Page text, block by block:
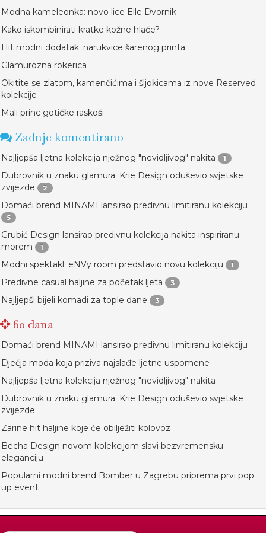
Modna kameleonka: novo lice Elle Dvornik
Kako iskombinirati kratke kožne hlače?
Hit modni dodatak: narukvice šarenog printa
Glamurozna rokerica
Okitite se zlatom, kamenčićima i šljokicama iz nove Reserved
kolekcije
Mali princ gotičke raskoši
Zadnje komentirano
Najljepša ljetna kolekcija nježnog "nevidljivog" nakita 1
Dubrovnik u znaku glamura: Krie Design oduševio svjetske
zvijezde
2
Domaći brend MINAMI lansirao predivnu limitiranu kolekciju
5
Grubić Design lansirao predivnu kolekcija nakita inspiriranu
morem
1
Modni spektakl: eNVy room predstavio novu kolekciju 1
Predivne casual haljine za početak ljeta 3
Najljepši bijeli komadi za tople dane 3
60 dana
Domaći brend MINAMI lansirao predivnu limitiranu kolekciju
Dječja moda koja priziva najslađe ljetne uspomene
Najljepša ljetna kolekcija nježnog "nevidljivog" nakita
Dubrovnik u znaku glamura: Krie Design oduševio svjetske
zvijezde
Zarine hit haljine koje će obilježiti kolovoz
Becha Design novom kolekcijom slavi bezvremensku
eleganciju
Popularni modni brend Bomber u Zagrebu priprema prvi pop
up event